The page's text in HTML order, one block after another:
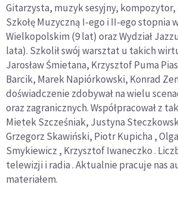
Gitarzysta, muzyk sesyjny, kompozytor,
Szkołę Muzyczną I-ego i II-ego stopnia
Wielkopolskim (9 lat) oraz Wydział
lata). Szkolił swój warsztat u takich
Jarosław Śmietana, Krzysztof Puma
Barcik, Marek Napiórkowski, Konrad
doświadczenie zdobywał na wielu
oraz zagranicznych. Współpracował z
Mietek Szcześniak, Justyna
Grzegorz Skawiński, Piotr Kupicha ,
Smykiewicz , Krzysztof Iwaneczko .
telewizji i radia . Aktualnie pracuje nas
materiałem.